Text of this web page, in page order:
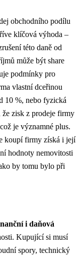
obchodního podílu
klíčová výhoda –
této daně od
může být share
podmínky pro
vlastní dceřinou
10 %, nebo fyzická
že zisk z prodeje firmy
je významné plus.
koupí firmy získá i její
hodnoty nemovitosti
by tomu bylo při
i daňová
Kupující si musí
spory, technický